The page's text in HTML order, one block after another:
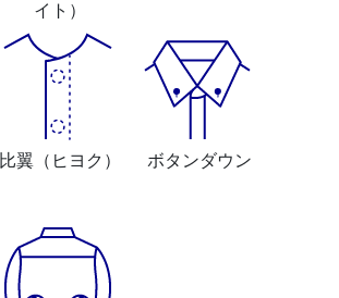
イト）
比翼 （ヒヨク） ボタンダウン